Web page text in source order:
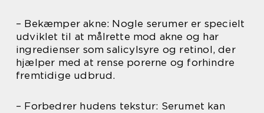
– Bekæmper akne: Nogle serumer er specielt
udviklet til at målrette mod akne og har
ingredienser som salicylsyre og retinol, der
hjælper med at rense porerne og forhindre
fremtidige udbrud.
– Forbedrer hudens tekstur: Serumet kan